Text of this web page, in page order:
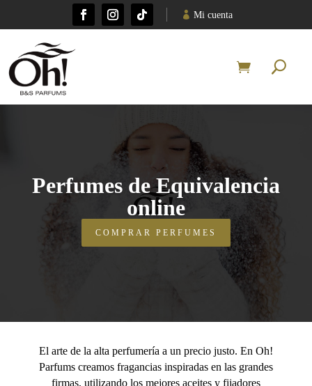
Mi cuenta
Perfumes de Equivalencia
online
COMPRAR PERFUMES
El arte de la alta perfumería a un precio justo. En Oh!
Parfums creamos fragancias inspiradas en las grandes
firmas, utilizando los mejores aceites y fijadores